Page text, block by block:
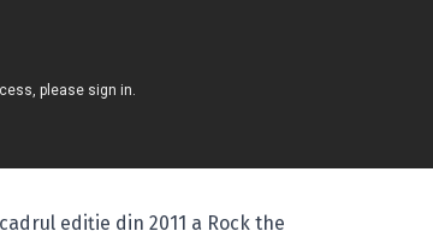
ediţie din 2011 a Rock the